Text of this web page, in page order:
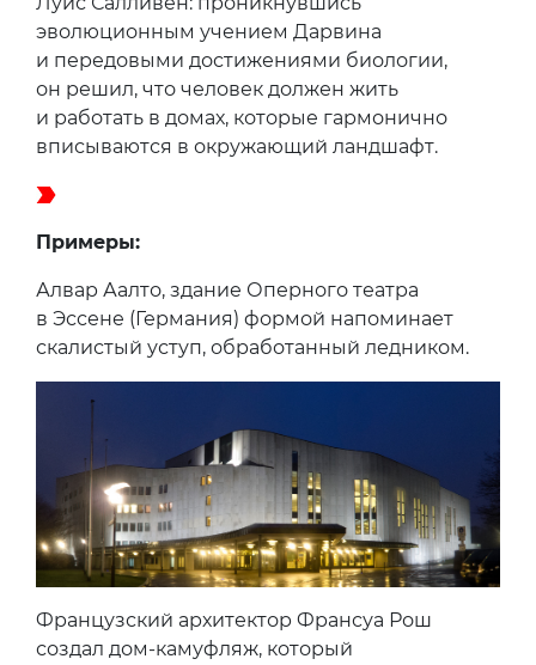
эволюционным учением Дарвина
и передовыми достижениями биологии,
он решил, что человек должен жить
и работать в домах, которые гармонично
вписываются в окружающий ландшафт.
Примеры:
Алвар Аалто, здание Оперного театра
в Эссене (Германия) формой напоминает
скалистый уступ, обработанный ледником.
Французский архитектор Франсуа Рош
создал дом-камуфляж, который